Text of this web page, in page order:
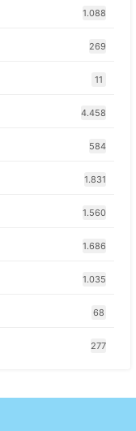
1.088
269
11
4.458
584
1.831
1.560
1.686
1.035
68
277